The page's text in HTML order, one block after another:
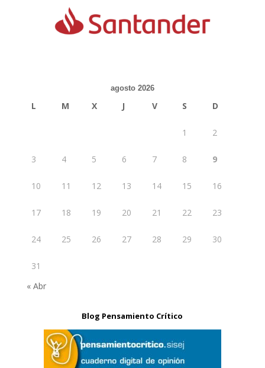
agosto 2026
L M X J V S D
1 2
3 4 5 6 7 8 9
10 11 12 13 14 15 16
17 18 19 20 21 22 23
24 25 26 27 28 29 30
31
« Abr
Blog Pensamiento Crítico